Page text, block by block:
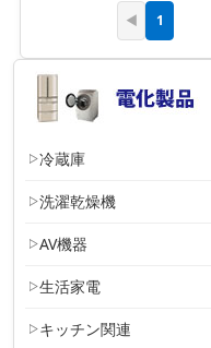
冷蔵庫
洗濯乾燥機
AV機器
生活家電
キッチン関連
◀ 1